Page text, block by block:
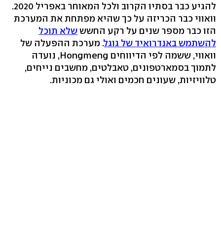
להגיע כבר בסתיו הקרוב ולכל המאוחר באפריל 2020.
וואווי כבר הכריזה על כך שהיא מפתחת את המערכת
הזו כבר מספר שנים על רקע החשששלא תוכל
להשתמש באנדרואיד של גוגל. מערכת ההפעלה של
וואווי, ששמה לפי הדיווחים Hongmeng, נועדה
לתמוך בסמארטפונים, טאבלטים, מחשבים נייחים,
טלוויזיות, שעונים חכמים ואולי גם מכוניות.